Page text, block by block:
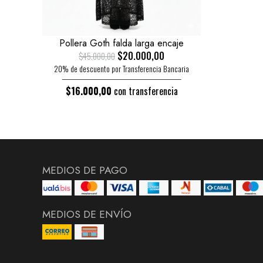
Pollera Goth falda larga encaje
$45.000,00 $20.000,00
20% de descuento por Transferencia Bancaria
$16.000,00 con transferencia
MEDIOS DE PAGO
MEDIOS DE ENVÍO